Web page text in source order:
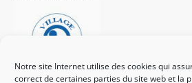
Notre site Internet utilise des cookies qui
correct de certaines parties du site web et la